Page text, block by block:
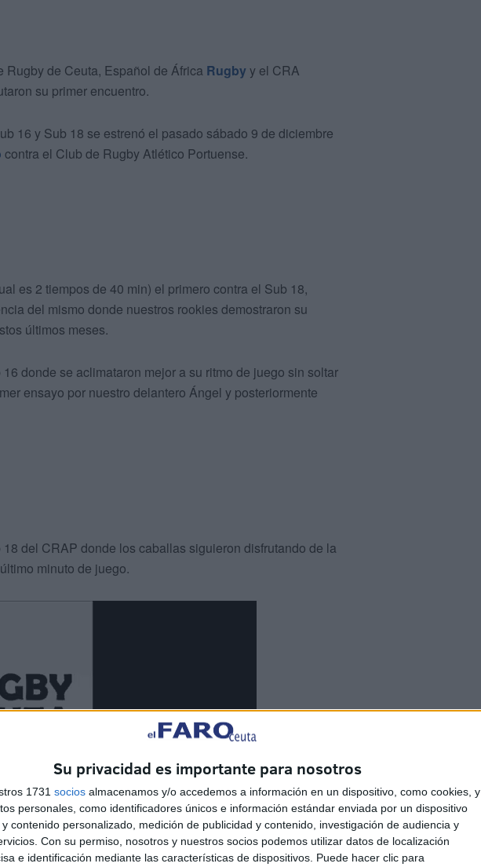
Su privacidad es importante para nosotros
1731 socios almacenamos y/o accedemos a información en un dispositivo, como cookies, y
personales, como identificadores únicos e información estándar enviada por un dispositivo
contenido personalizado, medición de publicidad y contenido, investigación de audiencia y
Con su permiso, nosotros y nuestros socios podemos utilizar datos de localización
e identificación mediante las características de dispositivos. Puede hacer clic para
Rugby de Ceuta, Español de África Rugbyy el CRA
su primer encuentro.
16 y Sub 18 se estrenó el pasado sábado 9 de diciembre
contra el Club de Rugby Atlético Portuense.
es 2 tiempos de 40 min) el primero contra el Sub 18,
del mismo donde nuestros rookies demostraron su
últimos meses.
donde se aclimataron mejor a su ritmo de juego sin soltar
ensayo por nuestro delantero Ángel y posteriormente
del CRAP donde los caballas siguieron disfrutando de la
minuto de juego.